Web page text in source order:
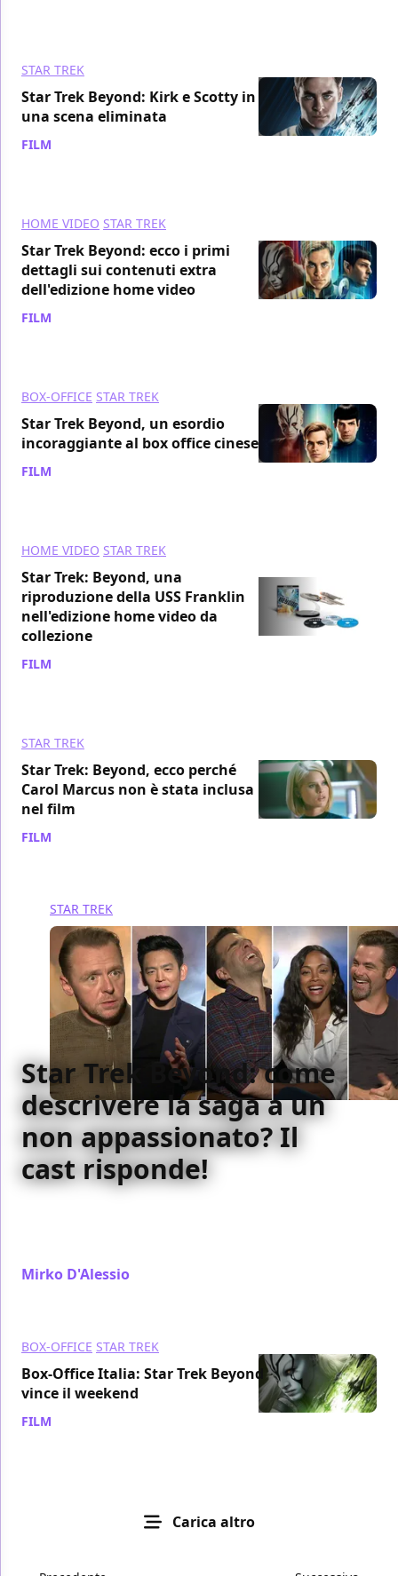
STAR TREK
Star Trek Beyond: Kirk e Scotty in
una scena eliminata
FILM
HOME VIDEO STAR TREK
Star Trek Beyond: ecco i primi
dettagli sui contenuti extra
dell'edizione home video
FILM
BOX-OFFICE STAR TREK
Star Trek Beyond, un esordio
incoraggiante al box office cinese
FILM
HOME VIDEO STAR TREK
Star Trek: Beyond, una
riproduzione della USS Franklin
nell'edizione home video da
collezione
FILM
STAR TREK
Star Trek: Beyond, ecco perché
Carol Marcus non è stata inclusa
nel film
FILM
STAR TREK
Star Trek Beyond: come
descrivere la saga a un
non appassionato? Il
cast risponde!
Mirko D'Alessio
BOX-OFFICE STAR TREK
Box-Office Italia: Star Trek Beyond
vince il weekend
FILM
Carica altro